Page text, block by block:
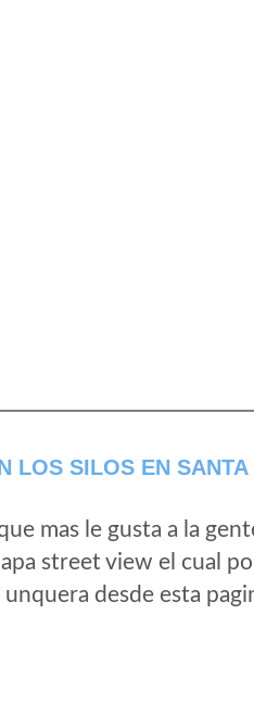
LOS SILOS EN SANTA
mas le gusta a la
street view el cual
desde esta